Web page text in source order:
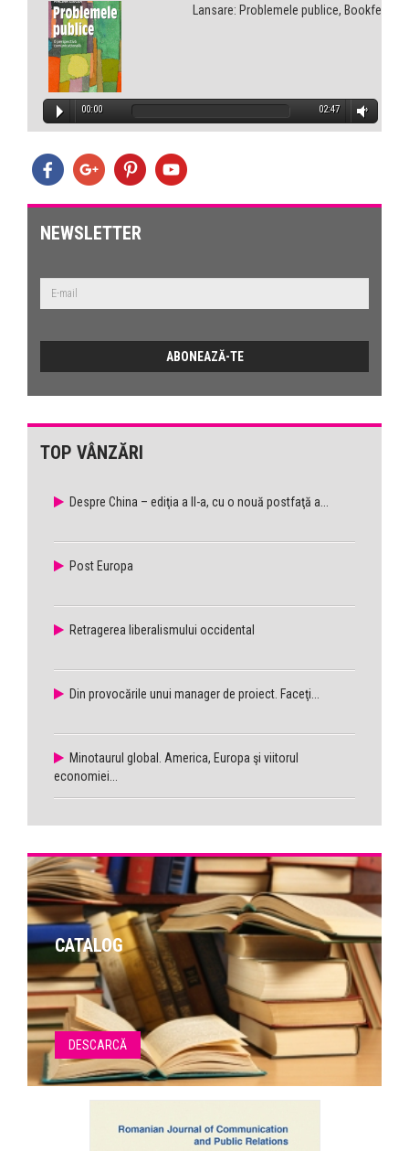
Lansare: Problemele publice, Bookfest
00:00 02:47
NEWSLETTER
TOP VÂNZĂRI
Despre China – ediţia a II-a, cu o nouă postfaţă a...
Post Europa
Retragerea liberalismului occidental
Din provocările unui manager de proiect. Faceţi...
Minotaurul global. America, Europa şi viitorul
economiei...
CATALOG
DESCARCĂ